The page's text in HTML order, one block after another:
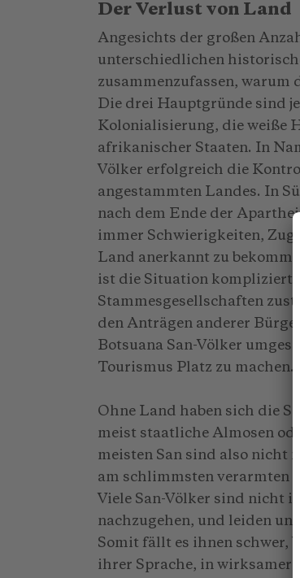
Der Verlust von Land
Angesichts der großen
unterschiedlichen
zusammenzufassen, warum
Die drei Hauptgründe sind
Kolonialisierung, die weiße
afrikanischer Staaten. In
Völker erfolgreich die
angestammten Landes. In
nach dem Ende der
immer Schwierigkeiten,
Land anerkannt zu
ist die Situation kompliziert.
Stammesgesellschaften
den Anträgen anderer
Botsuana San-Völker
Tourismus Platz zu machen.
Ohne Land haben sich die
meist staatliche Almosen
meisten San sind also nicht
am schlimmsten verarmten
Viele San-Völker sind nicht
nachzugehen, und leiden
Somit fällt es ihnen schwer,
ihrer Sprache, in wirksamer